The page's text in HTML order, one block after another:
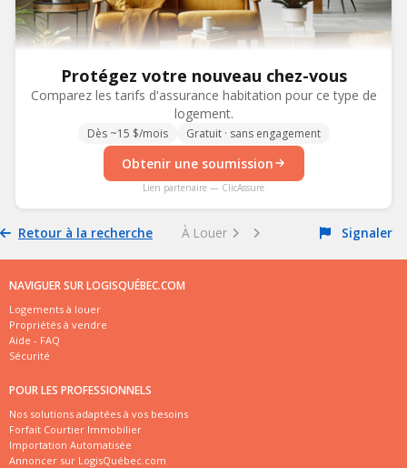
Protégez votre nouveau chez-vous
Comparez les tarifs d'assurance habitation pour ce type de
logement.
Dès ~15 $/mois Gratuit · sans engagement
Obtenir une soumission
Lien partenaire — ClicAssure
Retour à la recherche À Louer Signaler
NAVIGUER SUR LOGISQUÉBEC.COM
Logements à louer
Propriétés à vendre
Aide - FAQ
Sécurité
POUR LES PROFESSIONNELS
Nos solutions adaptées à vos besoins
Forfait Courtier Immobilier
Importation Automatisée
Annoncer sur LogisQuébec.com